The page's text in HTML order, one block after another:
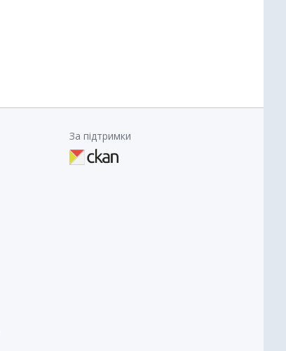
За підтримки